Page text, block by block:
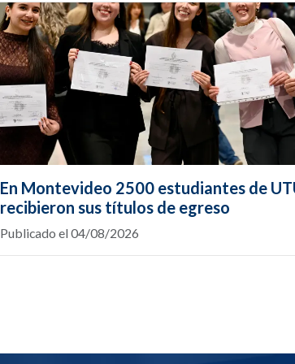
En Montevideo 2500 estudiantes de
recibieron sus títulos de egreso
Publicado el 04/08/2026